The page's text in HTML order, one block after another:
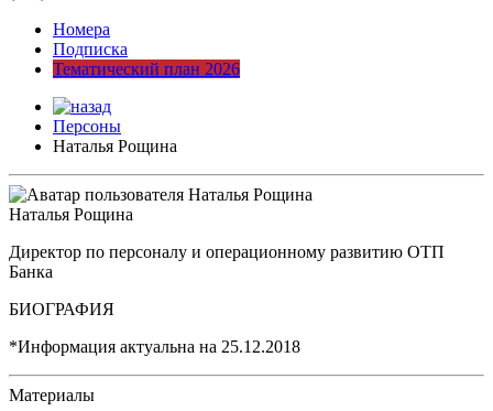
Номера
Подписка
Тематический план 2026
Персоны
Наталья Рощина
Наталья Рощина
Директор по персоналу и операционному развитию ОТП
Банка
БИОГРАФИЯ
*Информация актуальна на 25.12.2018
Материалы